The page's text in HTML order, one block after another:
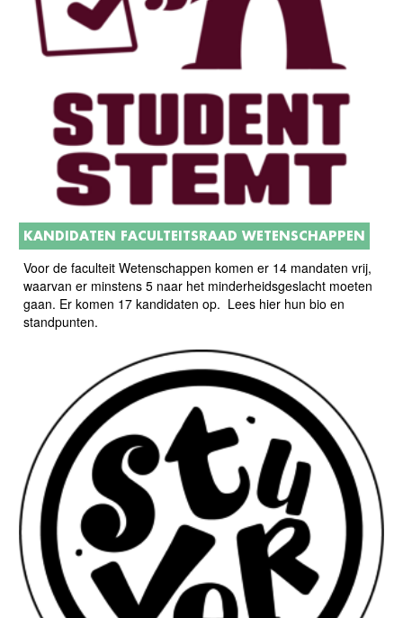
KANDIDATEN FACULTEITSRAAD WETENSCHAPPEN
Voor de faculteit Wetenschappen komen er 14 mandaten vrij,
waarvan er minstens 5 naar het minderheidsgeslacht moeten
gaan. Er komen 17 kandidaten op. Lees hier hun bio en
standpunten.